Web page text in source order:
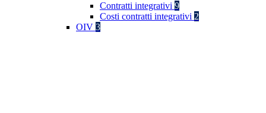
Contratti integrativi 9
Costi contratti integrativi 2
OIV 3